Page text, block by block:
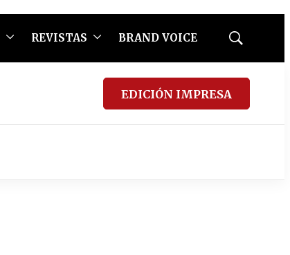
REVISTAS BRAND VOICE
Mostrar
EDICIÓN IMPRESA